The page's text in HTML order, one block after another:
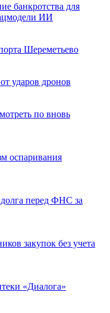
банкротства для
ИИ
Шереметьево
ударов дронов
по вновь
оспаривания
перед ФНС за
закупок без учета
«Диалога»